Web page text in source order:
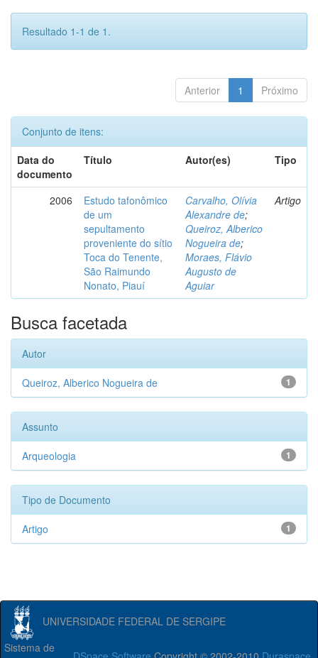
Resultado 1-1 de 1.
Anterior 1 Próximo
Conjunto de itens:
Data do
documento
Título Autor(es) Tipo
2006
Estudo tafonômico
de um
sepultamento
proveniente do sítio
Toca do Tenente,
São Raimundo
Nonato, Piauí
Carvalho, Olívia
Alexandre de;
Queiroz, Alberico
Nogueira de;
Moraes, Flávio
Augusto de
Aguiar
Artigo
Busca facetada
Autor
1
Queiroz, Alberico Nogueira de
Assunto
1
Arqueologia
Tipo de Documento
1
Artigo
UNIVERSIDADE FEDERAL DE SERGIPE
Sistema de